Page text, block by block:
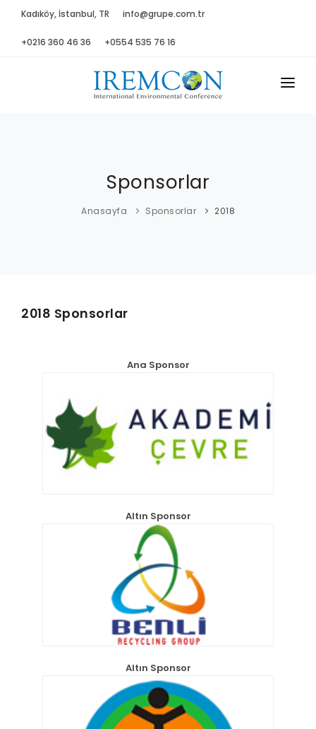
Kadıköy, İstanbul, TR info@grupe.com.tr
+0216 360 46 36 +0554 535 76 16
SPONSORLAR
ENGLISH
Sponsorlar
Anasayfa Sponsorlar 2018
2018 Sponsorlar
Ana Sponsor
Altın Sponsor
Altın Sponsor